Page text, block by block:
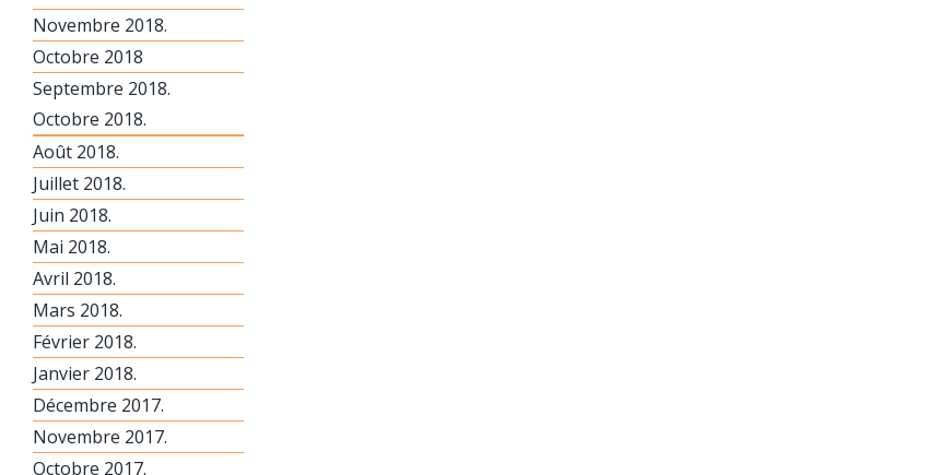
Novembre 2018.
Octobre 2018
Septembre 2018.
Octobre 2018.
Août 2018.
Juillet 2018.
Juin 2018.
Mai 2018.
Avril 2018.
Mars 2018.
Février 2018.
Janvier 2018.
Décembre 2017.
Novembre 2017.
Octobre 2017.